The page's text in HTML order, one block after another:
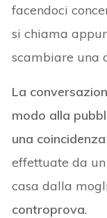
facendoci
si chiama
scambiare una
La
modo alla
una coincidenza
effettuate da
casa dalla
controprova.